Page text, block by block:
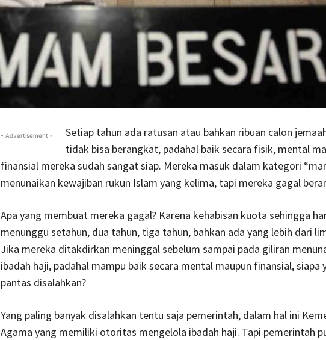
- Advertisement -
Setiap tahun ada ratusan atau bahkan ribuan calon
tidak bisa berangkat, padahal baik secara fisik, mental
finansial mereka sudah sangat siap. Mereka masuk dalam kategori
menunaikan kewajiban rukun Islam yang kelima, tapi mereka gagal
Apa yang membuat mereka gagal? Karena kehabisan kuota sehingga
menunggu setahun, dua tahun, tiga tahun, bahkan ada yang lebih dari
Jika mereka ditakdirkan meninggal sebelum sampai pada giliran
ibadah haji, padahal mampu baik secara mental maupun finansial, siapa
pantas disalahkan?
Yang paling banyak disalahkan tentu saja pemerintah, dalam hal ini
Agama yang memiliki otoritas mengelola ibadah haji. Tapi pemerintah